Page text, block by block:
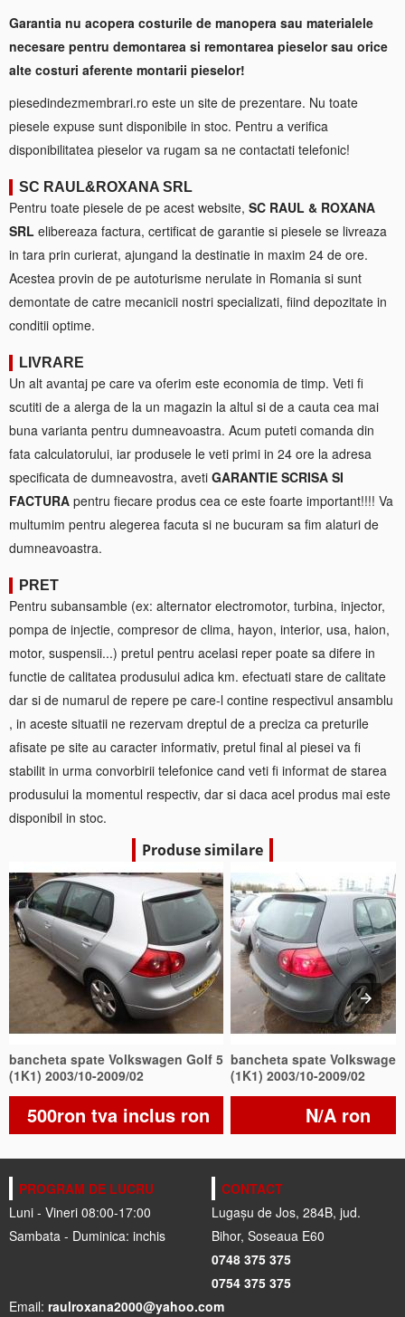
Garantia nu acopera costurile de manopera sau materialele
necesare pentru demontarea si remontarea pieselor sau orice
alte costuri aferente montarii pieselor!
piesedindezmembrari.ro este un site de prezentare. Nu toate
piesele expuse sunt disponibile in stoc. Pentru a verifica
disponibilitatea pieselor va rugam sa ne contactati telefonic!
SC RAUL&ROXANA SRL
Pentru toate piesele de pe acest website, SC RAUL & ROXANA
SRL elibereaza factura, certificat de garantie si piesele se livreaza
in tara prin curierat, ajungand la destinatie in maxim 24 de ore.
Acestea provin de pe autoturisme nerulate in Romania si sunt
demontate de catre mecanicii nostri specializati, fiind depozitate in
conditii optime.
LIVRARE
Un alt avantaj pe care va oferim este economia de timp. Veti fi
scutiti de a alerga de la un magazin la altul si de a cauta cea mai
buna varianta pentru dumneavoastra. Acum puteti comanda din
fata calculatorului, iar produsele le veti primi in 24 ore la adresa
specificata de dumneavostra, aveti GARANTIE SCRISA SI
FACTURA pentru fiecare produs cea ce este foarte important!!!! Va
multumim pentru alegerea facuta si ne bucuram sa fim alaturi de
dumneavoastra.
PRET
Pentru subansamble (ex: alternator electromotor, turbina, injector,
pompa de injectie, compresor de clima, hayon, interior, usa, haion,
motor, suspensii...) pretul pentru acelasi reper poate sa difere in
functie de calitatea produsului adica km. efectuati stare de calitate
dar si de numarul de repere pe care-l contine respectivul ansamblu
, in aceste situatii ne rezervam dreptul de a preciza ca preturile
afisate pe site au caracter informativ, pretul final al piesei va fi
stabilit in urma convorbirii telefonice cand veti fi informat de starea
produsului la momentul respectiv, dar si daca acel produs mai este
disponibil in stoc.
Produse similare
bancheta spate Volkswagen Golf 5
(1K1) 2003/10-2009/02
500ron tva inclus ron
bancheta spate
(1K1) 2003/10-2009/02
N/A ron
PROGRAM DE LUCRU
Luni - Vineri 08:00-17:00
Sambata - Duminica: inchis
CONTACT
Lugașu de Jos, 284B, jud.
Bihor, Soseaua E60
0748 375 375
0754 375 375
Email: raulroxana2000@yahoo.com